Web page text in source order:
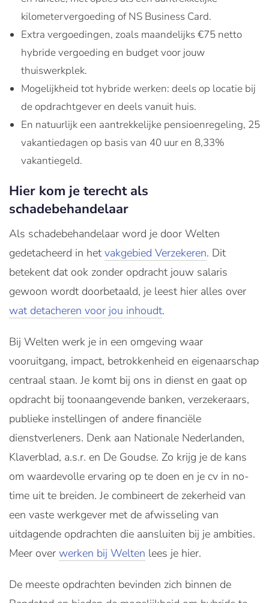
kilometervergoeding of NS Business Card.
Extra vergoedingen, zoals maandelijks €75 netto
hybride vergoeding en budget voor jouw
thuiswerkplek.
Mogelijkheid tot hybride werken: deels op locatie bij
de opdrachtgever en deels vanuit huis.
En natuurlijk een aantrekkelijke pensioenregeling, 25
vakantiedagen op basis van 40 uur en 8,33%
vakantiegeld.
Hier kom je terecht als
schadebehandelaar
Als schadebehandelaar word je door Welten
gedetacheerd in het vakgebied Verzekeren. Dit
betekent dat ook zonder opdracht jouw salaris
gewoon wordt doorbetaald, je leest hier alles over
wat detacheren voor jou inhoudt.
Bij Welten werk je in een omgeving waar
vooruitgang, impact, betrokkenheid en eigenaarschap
centraal staan. Je komt bij ons in dienst en gaat op
opdracht bij toonaangevende banken, verzekeraars,
publieke instellingen of andere financiële
dienstverleners. Denk aan Nationale Nederlanden,
Klaverblad, a.s.r. en De Goudse. Zo krijg je de kans
om waardevolle ervaring op te doen en je cv in no-
time uit te breiden. Je combineert de zekerheid van
een vaste werkgever met de afwisseling van
uitdagende opdrachten die aansluiten bij je ambities.
Meer over werken bij Welten lees je hier.
De meeste opdrachten bevinden zich binnen de